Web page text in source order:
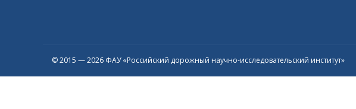
© 2015 — 2026 ФАУ «Российский дорожный научно-исследовательский институт»